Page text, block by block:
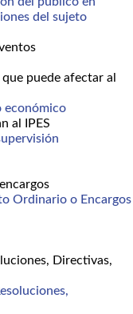
del sujeto
puede afectar al
económico
al IPES
Ordinario o Encargos
Directivas,